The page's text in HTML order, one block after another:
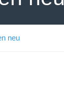
neu